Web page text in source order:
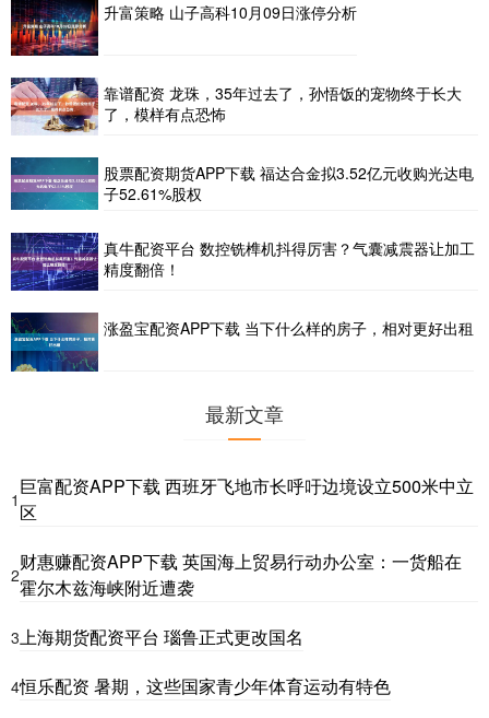
升富策略 山子高科10月09日涨停分析
靠谱配资 龙珠，35年过去了，孙悟饭的宠物终于长大
了，模样有点恐怖
股票配资期货APP下载 福达合金拟3.52亿元收购光达电
子52.61%股权
真牛配资平台 数控铣榫机抖得厉害？气囊减震器让加工
精度翻倍！
涨盈宝配资APP下载 当下什么样的房子，相对更好出租
最新文章
1
巨富配资APP下载 西班牙飞地市长呼吁边境设立500米中立
区
2
财惠赚配资APP下载 英国海上贸易行动办公室：一货船在
霍尔木兹海峡附近遭袭
3上海期货配资平台 瑙鲁正式更改国名
4恒乐配资 暑期，这些国家青少年体育运动有特色